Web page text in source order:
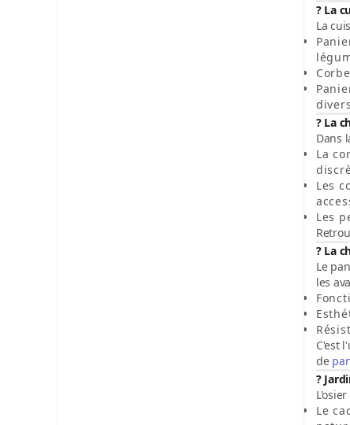
?️ La
La
?️ La
Dans
La
Les
Les
? La
Le
les
C'est
de
?
Le